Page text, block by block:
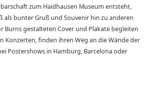
zum Haidhausen Museum entsteht,
als bunter Gruß und Souvenir hin zu anderen
Burns gestalteten Cover und Plakate begleiten
Konzerten, finden ihren Weg an die Wände der
Postershows in Hamburg, Barcelona oder